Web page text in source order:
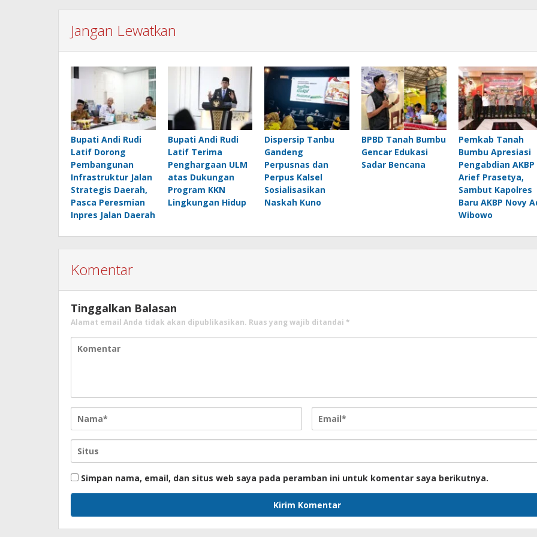
Jangan Lewatkan
Bupati Andi Rudi
Latif Dorong
Pembangunan
Infrastruktur Jalan
Strategis Daerah,
Pasca Peresmian
Inpres Jalan Daerah
Bupati Andi Rudi
Latif Terima
Penghargaan ULM
atas Dukungan
Program KKN
Lingkungan Hidup
Dispersip Tanbu
Gandeng
Perpusnas dan
Perpus Kalsel
Sosialisasikan
Naskah Kuno
BPBD Tanah Bumbu
Gencar Edukasi
Sadar Bencana
Pemkab Tanah
Bumbu Apresiasi
Pengabdian AKBP
Arief Prasetya,
Sambut Kapolres
Baru AKBP Novy
Wibowo
Komentar
Tinggalkan Balasan
Alamat email Anda tidak akan dipublikasikan. Ruas yang wajib ditandai *
Simpan nama, email, dan situs web saya pada peramban ini untuk komentar saya berikutnya.